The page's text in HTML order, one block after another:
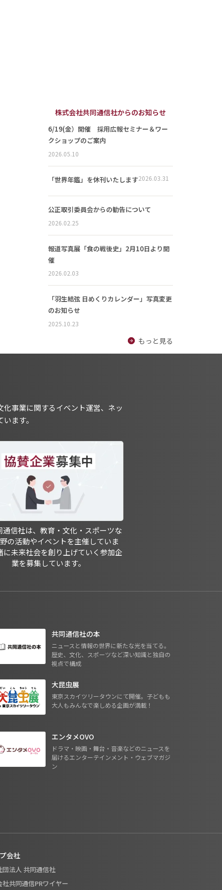
株式会社共同通信社からのお知らせ
6/19(金）開催 採用広報セミナー＆ワー
クショップのご案内
2026.05.10
「世界年鑑」を休刊いたします2026.03.31
公正取引委員会からの勧告について
2026.02.25
報道写真展「食の戦後史」2月10日より開
催
2026.02.03
「羽生結弦 日めくりカレンダー」写真変更
のお知らせ
2025.10.23
もっと見る
事業に関するイベント運営、ネッ
ます。
通信社は、教育・文化・スポーツな
の活動やイベントを主催していま
に未来社会を創り上げていく参加企
業を募集しています。
共同通信社の本
ニュースと情報の世界に新たな光を当てる。
歴史、文化、スポーツなど深い知識と独自の
視点で構成
大昆虫展
東京スカイツリータウンにて開催。子どもも
大人もみんなで楽しめる企画が満載！
エンタメOVO
ドラマ・映画・舞台・音楽などのニュースを
届けるエンターテインメント・ウェブマガジ
ン
会社
団法人 共同通信社
社共同通信PRワイヤー